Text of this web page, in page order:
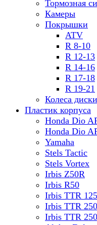
Тормозная
Камеры
Покрышки
ATV
R 8-10
R 12-13
R 14-16
R 17-18
R 19-21
Колеса
Пластик корпуса
Honda Dio
Honda Dio
Yamaha
Stels Tactic
Stels Vortex
Irbis Z50R
Irbis R50
Irbis TTR 125
Irbis TTR
Irbis TTR